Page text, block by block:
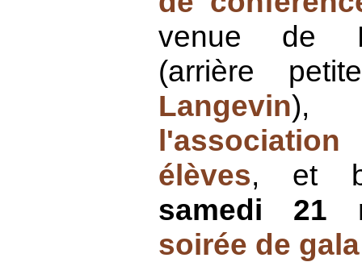
venue de
(arrière
Langevin),
élèves, et
samedi 21
soirée de gala